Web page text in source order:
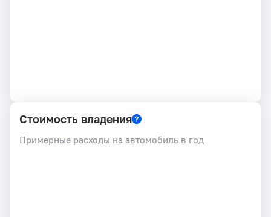
Стоимость владения
Примерные расходы на автомобиль в год